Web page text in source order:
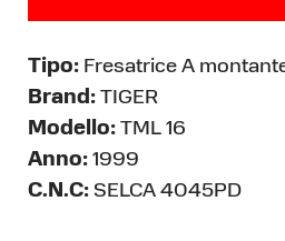
Tipo: Fresatrice A
Brand: TIGER
Modello: TML 16
Anno: 1999
C.N.C: SELCA 4045PD